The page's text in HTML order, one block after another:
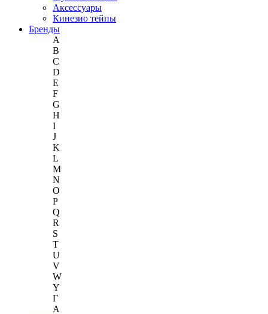
Аксессуары
Кинезио тейпы
Бренды
A
B
C
D
E
F
G
H
I
J
K
L
M
N
O
P
Q
R
S
T
U
V
W
Y
Г
A